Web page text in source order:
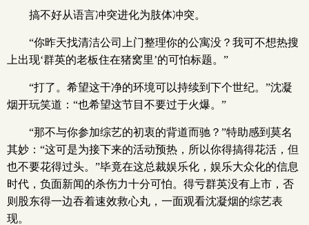
搞不好从语言冲突进化为肢体冲突。
“你昨天找清洁公司上门整理你的公寓没？我可不想热搜
上出现‘群英的老板住在猪窝里’的可怕标题。”
“打了。希望这干净的环境可以持续到下个世纪。”沈凝
烟开玩笑道：“也希望这节目不要过于火爆。”
“那不与你参加综艺的初衷的背道而驰？”特助感到莫名
其妙：“这可是为接下来的活动预热，所以你得搞得花活，但
也不要花得过头。”毕竟在这总裁娱乐化，娱乐大众化的信息
时代，负面新闻的杀伤力十分可怕。得亏群英没有上市，否
则股东得一边吞着速效救心丸，一面观看沈凝烟的综艺表
现。